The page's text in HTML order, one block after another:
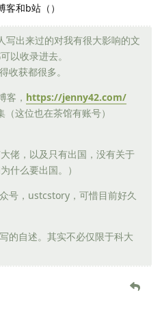
和b站（）
写出来过的对我有很大影响的文
以收录进去。
收获都很多。
客， https://jenny42.com/
这位也在茶馆有账号）
佬，以及只有出国，没有关于
什么要出国。）
号，ustcstory，可惜目前好久
的自述。其实不必仅限于科大